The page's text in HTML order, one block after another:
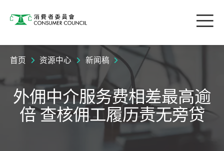
消费者委员会 目
首页 资源中心 新闻稿
外佣中介服务费相差最高逾
倍 查核佣工履历责无旁贷